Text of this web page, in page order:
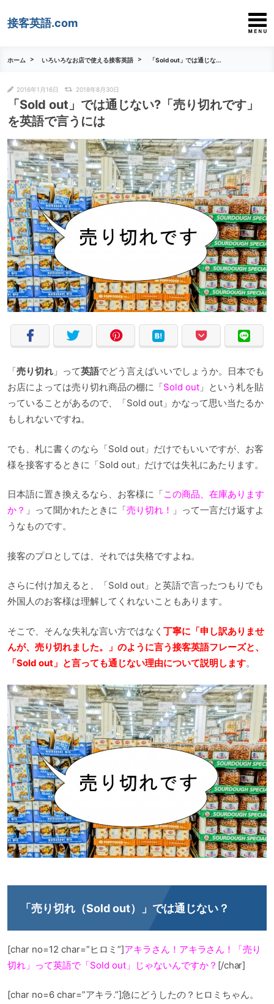
接客英語.com
ホーム いろいろなお店で使える接客英語 「Sold out」では通じな...
2016年1月16日 2018年8月30日
「Sold out」では通じない?「売り切れです」
を英語で言うには
「売り切れ」って英語でどう言えばいいでしょうか。日本でも
お店によっては売り切れ商品の棚に「Sold out」という札を貼
っていることがあるので、「Sold out」かなって思い当たるか
もしれないですね。
でも、札に書くのなら「Sold out」だけでもいいですが、お客
様を接客するときに「Sold out」だけでは失礼にあたります。
日本語に置き換えるなら、お客様に「この商品、在庫あります
か？ 」って聞かれたときに「売り切れ！ 」って一言だけ返すよ
うなものです。
接客のプロとしては、それでは失格ですよね。
さらに付け加えると、「Sold out」と英語で言ったつもりでも
外国人のお客様は理解してくれないこともあります。
そこで、そんな失礼な言い方ではなく 丁寧に「申し訳ありませ
んが、売り切れました。」のように言う接客英語フレーズと、
「Sold out」と言っても通じない理由について説明します。
「売り切れ（Sold out）」では通じない？
[char no=12 char=”ヒロミ”]アキラさん！アキラさん！「売り
切れ」って英語で「Sold out」じゃないんですか？ [/char]
[char no=6 char=”アキラ.”]急にどうしたの？ヒロミちゃん。